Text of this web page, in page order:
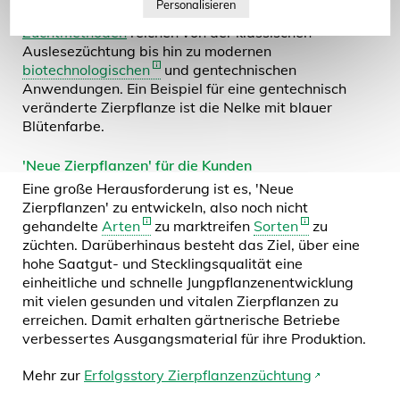
Die heute bei Zierpflanzen eingesetzten
Zuchtmethodenreichen von der klassischen
Auslesezüchtung bis hin zu modernen
biotechnologischen
und gentechnischen
Anwendungen. Ein Beispiel für eine gentechnisch
veränderte Zierpflanze ist die Nelke mit blauer
Blütenfarbe.
'Neue Zierpflanzen' für die Kunden
Eine große Herausforderung ist es, 'Neue
Zierpflanzen' zu entwickeln, also noch nicht
gehandelte Arten zu marktreifen Sorten
zu
züchten. Darüberhinaus besteht das Ziel, über eine
hohe Saatgut- und Stecklingsqualität eine
einheitliche und schnelle Jungpflanzenentwicklung
mit vielen gesunden und vitalen Zierpflanzen zu
erreichen. Damit erhalten gärtnerische Betriebe
verbessertes Ausgangsmaterial für ihre Produktion.
Mehr zur Erfolgsstory Zierpflanzenzüchtung zum Seitenanfang